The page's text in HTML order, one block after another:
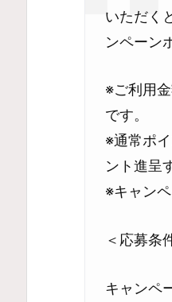
いただく
ンペーン
※ご利用
です。
※通常ポ
ント進呈
※キャン
＜応募条
キャンペ